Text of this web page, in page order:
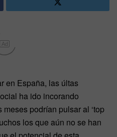
Ad
en España, las últas
ha ido incorando
podrían pulsar al ‘top
los que aún no se han